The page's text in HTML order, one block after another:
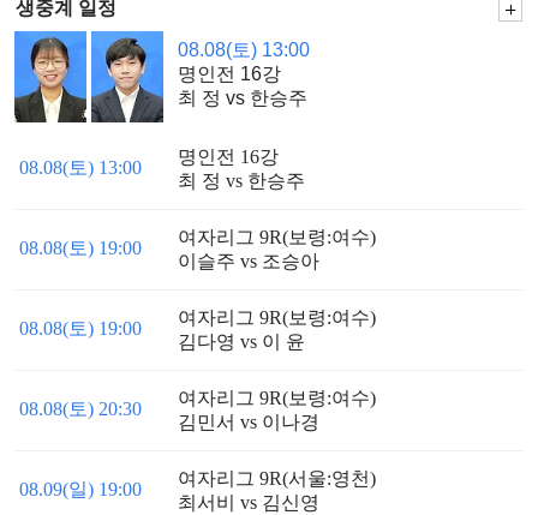
생중계 일정
08.08(토) 13:00
명인전 16강
최 정 vs 한승주
08.08(토) 13:00
명인전 16강
최 정 vs 한승주
08.08(토) 19:00
여자리그 9R(보령:여수)
이슬주 vs 조승아
08.08(토) 19:00
여자리그 9R(보령:여수)
김다영 vs 이 윤
08.08(토) 20:30
여자리그 9R(보령:여수)
김민서 vs 이나경
08.09(일) 19:00
여자리그 9R(서울:영천)
최서비 vs 김신영